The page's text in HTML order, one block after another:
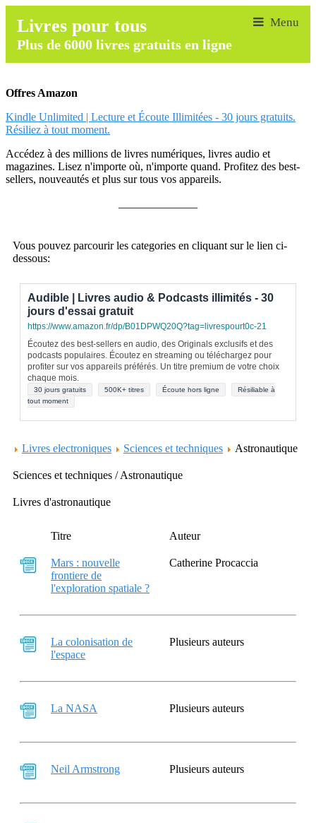
Livres pour tous
Plus de 6000 livres gratuits en ligne
Offres Amazon
Kindle Unlimited | Lecture et Écoute Illimitées - 30 jours gratuits.
Résiliez à tout moment.
Accédez à des millions de livres numériques, livres audio et
magazines. Lisez n'importe où, n'importe quand. Profitez des best-
sellers, nouveautés et plus sur tous vos appareils.
Vous pouvez parcourir les categories en cliquant sur le lien ci-
dessous:
Audible | Livres audio & Podcasts illimités - 30
jours d'essai gratuit
https://www.amazon.fr/dp/B01DPWQ20Q?tag=livrespourt0c-21
Écoutez des best-sellers en audio, des Originals exclusifs et des
podcasts populaires. Écoutez en streaming ou téléchargez pour
profiter sur vos appareils préférés. Un titre premium de votre choix
chaque mois.
30 jours gratuits 500K+ titres Écoute hors ligne
Résiliable à
tout moment
Livres electroniques Sciences et techniques Astronautique
Sciences et techniques / Astronautique
Livres d'astronautique
Titre Auteur
Mars : nouvelle
frontiere de
l'exploration spatiale ?
Catherine Procaccia
La colonisation de
l'espace
Plusieurs auteurs
La NASA Plusieurs auteurs
Neil Armstrong Plusieurs auteurs